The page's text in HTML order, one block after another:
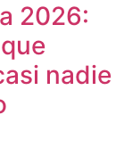
2026:
nadie